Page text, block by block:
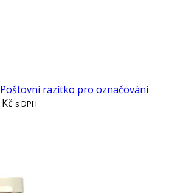
Poštovní razítko pro označování
Kč s DPH